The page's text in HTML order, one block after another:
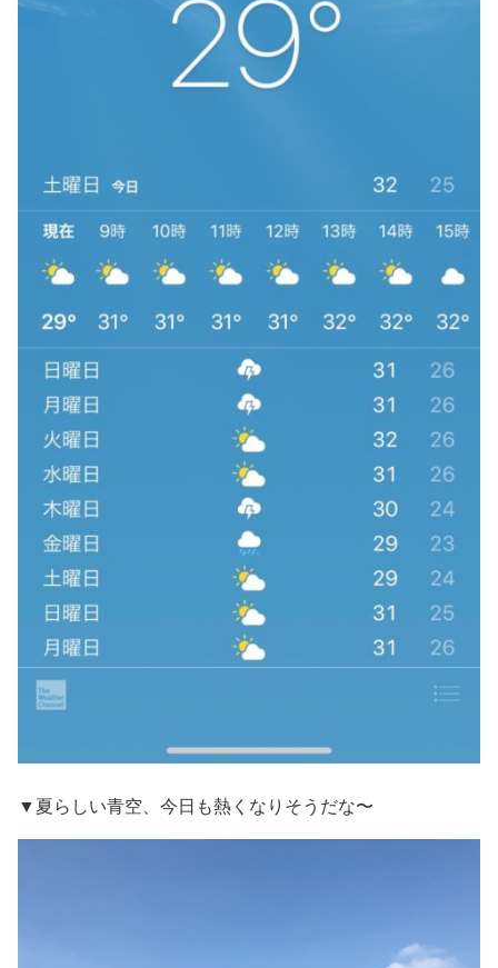
▼夏らしい青空、今日も熱くなりそうだな〜